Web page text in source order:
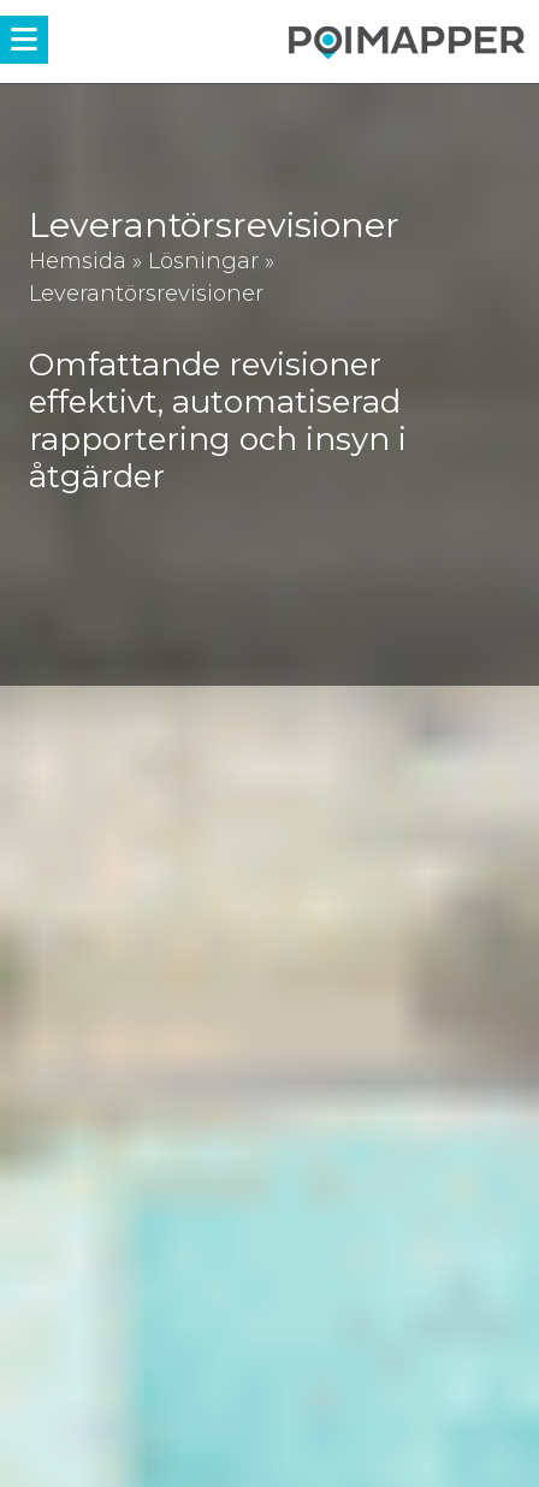
Menü
Leverantörsrevisioner
Hemsida » Lösningar »
Leverantörsrevisioner
Omfattande revisioner
effektivt, automatiserad
rapportering och insyn i
åtgärder